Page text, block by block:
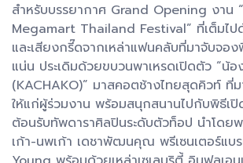
สำหรับบรรยากาศ Grand Opening งาน
Megamart Thailand Festival” ที่เต็มไ
และเสียงกรี๊ดจากเหล่าแฟนคลับที่มาจับจอ
แน่น ประเดิมด้วยขบวนพาเหรดเปิดตัว “น้อ
(KACHAKO)” มาสคอตช้างไทยสุดคิวท์ ที่
ให้แก่ผู้ร่วมงาน พร้อมสนุกสนานไปกับพิธีเ
ต้อนรับทัพดาราศิลปินระดับตัวท็อป นำโดย
เก้า-นพเก้า เดชาพัฒนคุณ พรีเซนเตอร์แบ